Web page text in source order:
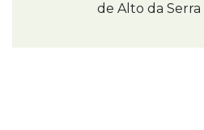
de Alto da Serra